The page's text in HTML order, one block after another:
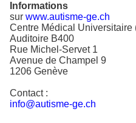
Informations
sur www.autisme-ge.ch
Centre Médical Universitaire
Auditoire B400
Rue Michel-Servet 1
Avenue de Champel 9
1206 Genève
Contact :
info@autisme-ge.ch